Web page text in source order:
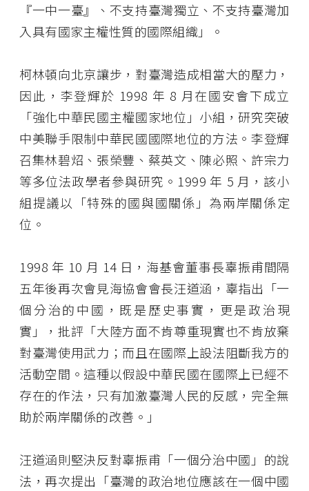
『一中一臺』、不支持臺灣獨立、不支持臺灣加
入具有國家主權性質的國際組織」。
柯林頓向北京讓步，對臺灣造成相當大的壓力，
因此，李登輝於 1998 年 8 月在國安會下成立
「強化中華民國主權國家地位」小組，研究突破
中美聯手限制中華民國國際地位的方法。李登輝
召集林碧炤、張榮豐、蔡英文、陳必照、許宗力
等多位法政學者參與研究。1999 年 5 月，該小
組提議以「特殊的國與國關係」為兩岸關係定
位。
1998 年 10 月 14 日，海基會董事長辜振甫間隔
五年後再次會見海協會會長汪道涵，辜指出「一
個分治的中國，既是歷史事實，更是政治現
實」，批評「大陸方面不肯尊重現實也不肯放棄
對臺灣使用武力；而且在國際上設法阻斷我方的
活動空間。這種以假設中華民國在國際上已經不
存在的作法，只有加激臺灣人民的反感，完全無
助於兩岸關係的改善。」
汪道涵則堅決反對辜振甫「一個分治中國」的說
法，再次提出「臺灣的政治地位應該在一個中國